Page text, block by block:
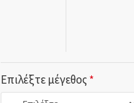
Επιλέξτε μέγεθος